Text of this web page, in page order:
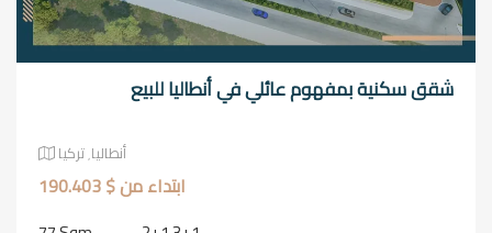
شقق سكنية بمفهوم عائلي في أنطاليا للبيع
أنطاليا٬ تركيا
ابتداء من $ 190.403